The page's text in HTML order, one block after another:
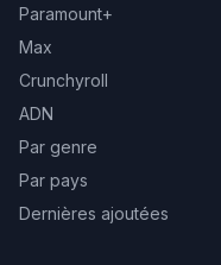
Paramount+
Max
Crunchyroll
ADN
Par genre
Par pays
Dernières ajoutées